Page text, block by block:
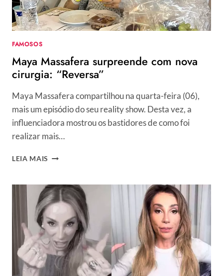
“GENTE
RICA
É
MAGREZA”
FAMOSOS
Maya Massafera surpreende com nova
cirurgia: “Reversa”
Maya Massafera compartilhou na quarta-feira (06),
mais um episódio do seu reality show. Desta vez, a
influenciadora mostrou os bastidores de como foi
realizar mais…
LEIA MAIS MAYA
COM
NOVA
CIRURGIA:
“REVERSA”